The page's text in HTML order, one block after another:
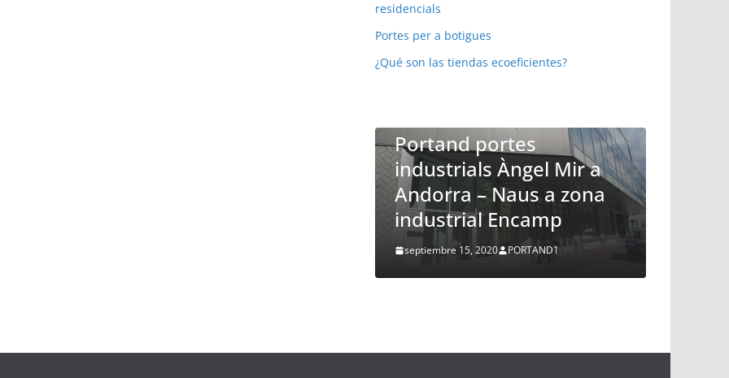
residencials
Portes per a botigues
¿Qué son las tiendas ecoeficientes?
industrials Àngel Mir a
Andorra – Naus a zona
EN PORTES DE TOT TIPUS
apilables verticales de
uso industrial
configurable, con poca
ocupación de espacio
noviembre 10, 2015 PORTAND1